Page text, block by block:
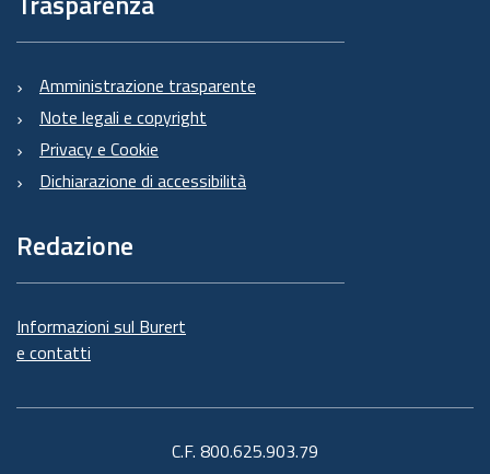
Amministrazione trasparente
Note legali e copyright
Privacy e Cookie
Dichiarazione di accessibilità
Redazione
Informazioni sul Burert
e contatti
C.F. 800.625.903.79